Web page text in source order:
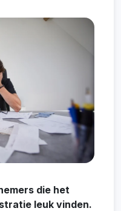
die het
leuk vinden.